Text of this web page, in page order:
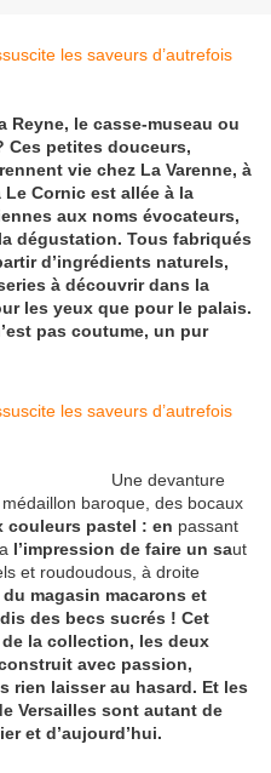
le casse-museau ou
Ces petites douceurs,
vie chez La Varenne, à
Cornic est allée à la
aux noms évocateurs,
dégustation. Tous fabriqués
d’ingrédients naturels,
à découvrir dans la
les yeux que pour le palais.
pas coutume, un pur
Une devanture
baroque, des bocaux
couleurs pastel : en passant
l’impression de faire un saut
et roudoudous, à droite
magasin macarons et
des becs sucrés ! Cet
la collection, les deux
avec passion,
rien laisser au hasard. Et les
Versailles sont autant de
et d’aujourd’hui.